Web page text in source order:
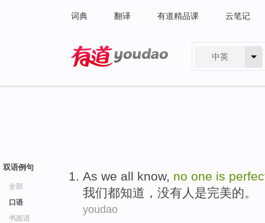
词典 翻译 有道精品课 云笔记
中英
双语例句
全部
口语
书面语
As we all know, no one is
我们都知道 ， 没有人 是完美的。
youdao